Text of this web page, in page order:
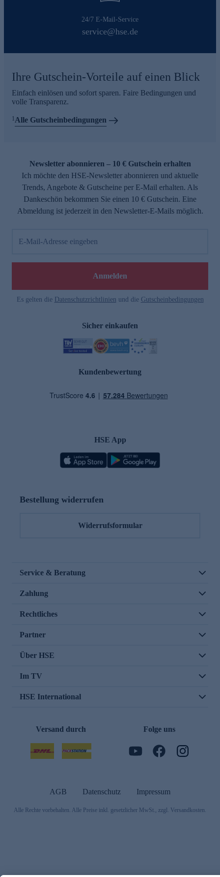
24/7 E-Mail-Service
service@hse.de
Ihre Gutschein-Vorteile auf einen Blick
Einfach einlösen und sofort sparen. Faire Bedingungen und
volle Transparenz.
1 Alle Gutscheinbedingungen
Newsletter abonnieren – 10 € Gutschein erhalten
Ich möchte den HSE-Newsletter abonnieren und aktuelle
Trends, Angebote & Gutscheine per E-Mail erhalten. Als
Dankeschön bekommen Sie einen 10 € Gutschein. Eine
Abmeldung ist jederzeit in den Newsletter-E-Mails möglich.
E-Mail-Adresse eingeben
Anmelden
Es gelten die Datenschutzrichtlinien und die Gutscheinbedingungen
Sicher einkaufen
Kundenbewertung
HSE App
Bestellung widerrufen
Widerrufsformular
Service & Beratung
Zahlung
Rechtliches
Partner
Über HSE
Im TV
HSE International
Versand durch Folge uns
AGB Datenschutz Impressum
Alle Rechte vorbehalten. Alle Preise inkl. gesetzlicher MwSt., zzgl. Versandkosten.